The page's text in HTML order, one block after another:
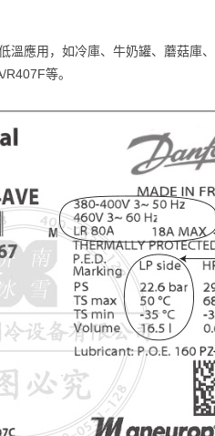
應用，如冷庫、牛奶罐、蘑菇庫
等。